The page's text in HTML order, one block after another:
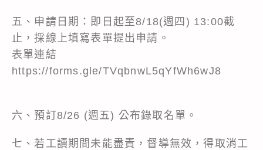
五、申請日期：即日起至8/18(週四) 13:00截
止，採線上填寫表單提出申請。
表單連結
https://forms.gle/TVqbnwL5qYfWh6wJ8
六、預訂8/26 (週五) 公布錄取名單。
七、若工讀期間未能盡責，督導無效，得取消工